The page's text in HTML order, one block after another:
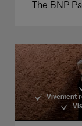
The BNP
Vivement